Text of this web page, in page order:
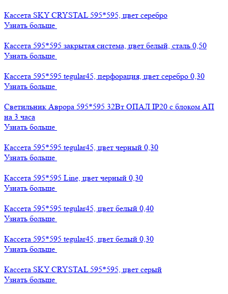
Кассета SKY CRYSTAL 595*595, цвет серебро
Узнать больше
Кассета 595*595 закрытая система, цвет белый, сталь 0,50
Узнать больше
Кассета 595*595 tegular45, перфорация, цвет серебро 0,30
Узнать больше
Светильник Аврора 595*595 32Вт ОПАЛ IP20 с блоком АП
на 3 часа
Узнать больше
Кассета 595*595 tegular45, цвет черный 0,30
Узнать больше
Кассета 595*595 Line, цвет черный 0,30
Узнать больше
Кассета 595*595 tegular45, цвет белый 0,40
Узнать больше
Кассета 595*595 tegular45, цвет белый 0,30
Узнать больше
Кассета SKY CRYSTAL 595*595, цвет серый
Узнать больше